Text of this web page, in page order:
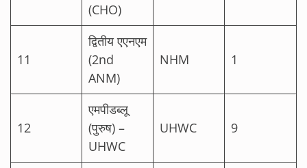
(CHO)
11
द्वितीय एएनएम
(2nd
ANM)
NHM 1
12
एमपीडब्लू
(पुरुष) –
UHWC
UHWC 9